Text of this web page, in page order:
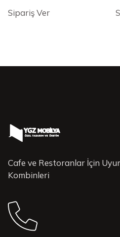
Sipariş Ver
Cafe ve Restoranlar İçin
Kombinleri